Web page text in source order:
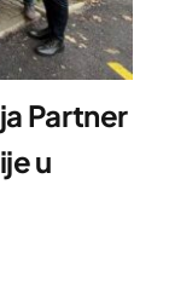
Partner
u